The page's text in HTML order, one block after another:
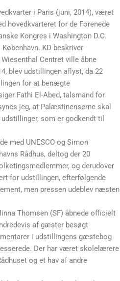
i Paris (juni, 2014), været
hovedkvarteret for de Forenede
Kongres i Washington D.C.
KD beskriver
Centret ville åbne
blev udstillingen aflyst, da 22
for at benægte
Fathi El-Abed, talsmand for
jeg, at Palæstinenserne skal
som er godkendt til
med UNESCO og Simon
Rådhus, deltog der 20
og derudover
for udstillingen, efterfølgende
men pressen udeblev næsten
Thomsen (SF) åbnede officielt
af gæster besøgt
i udstillingens gæstebog
Der har været skolelærere
og et hav af andre